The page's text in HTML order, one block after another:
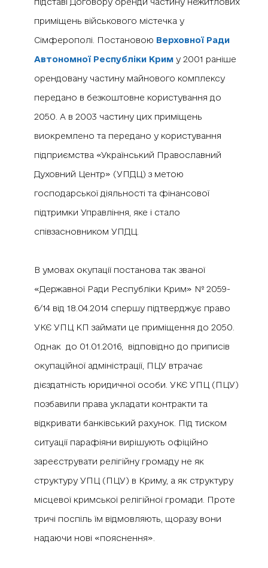
приміщень військового містечка у
Сімферополі. Постановою Верховної Ради
Автономної Республіки Крим у 2001 раніше
орендовану частину майнового комплексу
передано в безкоштовне користування до
2050. А в 2003 частину цих приміщень
виокремлено та передано у користування
підприємства «Український Православний
Духовний Центр» (УПДЦ) з метою
господарської діяльності та фінансової
підтримки Управління, яке і стало
співзасновником УПДЦ.
В умовах окупації постанова так званої
«Державної Ради Республіки Крим» № 2059-
6/14 від 18.04.2014 спершу підтверджує право
УКЄ УПЦ КП займати це приміщення до 2050.
Однак до 01.01.2016, відповідно до приписів
окупаційної адміністрації, ПЦУ втрачає
дієздатність юридичної особи. УКЄ УПЦ (ПЦУ)
позбавили права укладати контракти та
відкривати банківський рахунок. Під тиском
ситуації парафіяни вирішують офіційно
зареєструвати релігійну громаду не як
структуру УПЦ (ПЦУ) в Криму, а як структуру
місцевої кримської релігійної громади. Проте
тричі поспіль їм відмовляють, щоразу вони
надаючи нові «пояснення».